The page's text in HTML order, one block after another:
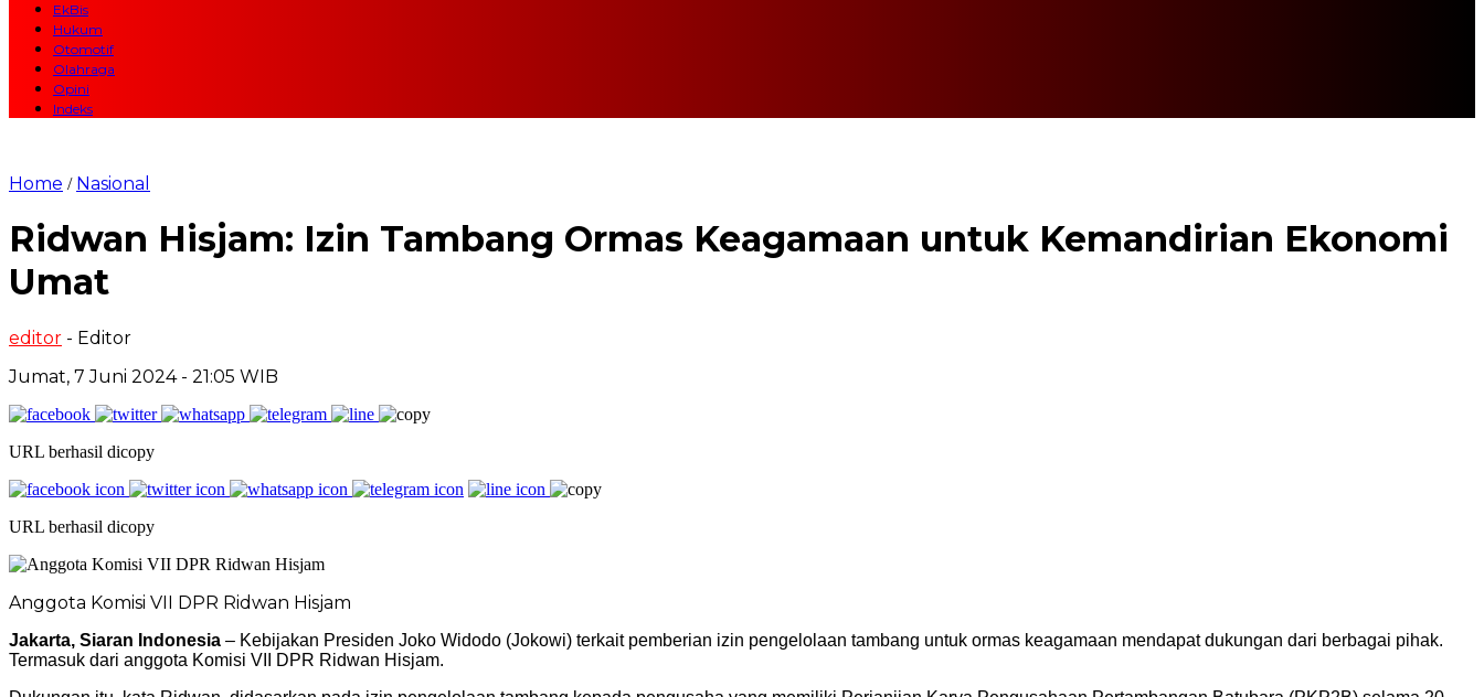
EkBis
Hukum
Otomotif
Olahraga
Opini
Indeks
Home / Nasional
Ridwan Hisjam: Izin Tambang Ormas Keagamaan untuk Kemandirian Ekonomi
Umat
editor - Editor
Jumat, 7 Juni 2024 - 21:05 WIB
URL berhasil dicopy
URL berhasil dicopy
Anggota Komisi VII DPR Ridwan Hisjam
Jakarta, Siaran Indonesia – Kebijakan Presiden Joko Widodo (Jokowi) terkait pemberian izin pengelolaan tambang untuk ormas keagamaan mendapat dukungan dari berbagai pihak.
Termasuk dari anggota Komisi VII DPR Ridwan Hisjam.